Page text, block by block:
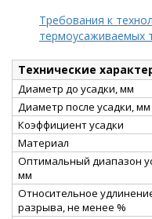
Требования к
термоусаживаемых
Технические
Диаметр до усадки, мм
Диаметр после усадки, мм
Коэффициент усадки
Материал
Оптимальный диапазон
мм
Относительное
разрыва, не менее %